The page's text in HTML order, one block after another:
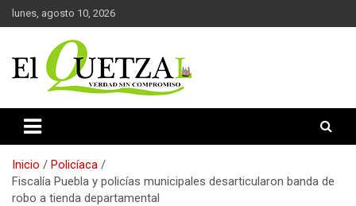
Saltar
al
lunes, agosto 10, 2026
El Quetzal de Cholula
Inicio
Policíaca
Fiscalía Puebla y policías municipales desarticularon banda de
robo a tienda departamental